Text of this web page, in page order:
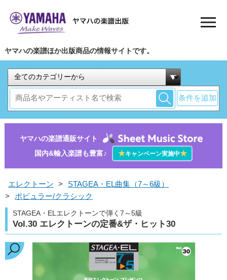
ヤマハの楽譜ほか出版商品の情報サイトです。
条件を追加
ヤマハの楽譜通販サイト
国内&輸入楽譜も豊富♪
★キャンペーン実施中★
エレクトーン >
STAGEA・EL曲集（7～6級）
>
ポピュラー/クラシック
STAGEA・ELエレクトーンで弾く7～5級
Vol.30 エレクトーンの定番&ザ・ヒット30